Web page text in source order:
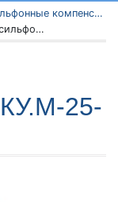
Сильфонные компенсаторы
Компенсатор сильфонный 2СКУ.M-25-57x4,0-140
25-